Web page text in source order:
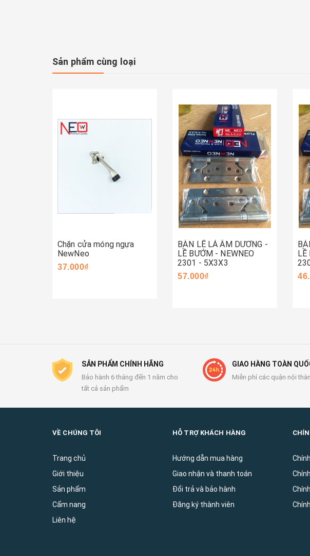
Sản phẩm cùng loại
Chặn cửa móng ngựa
NewNeo
37.000₫
BẢN LỀ LÁ ÂM DƯƠNG -
LỀ BƯỚM - NEWNEO
2301 - 5X3X3
57.000₫
SẢN PHẨM CHÍNH HÃNG
Bảo hành 6 tháng đến 1 năm cho
tất cả sản phẩm
GIAO HÀNG TOÀN
Miễn phí các quận nội
VỀ CHÚNG TÔI
Trang chủ
Giới thiệu
Sản phẩm
Cẩm nang
Liên hệ
HỖ TRỢ KHÁCH HÀNG
Hướng dẫn mua hàng
Giao nhận và thanh toán
Đổi trả và bảo hành
Đăng ký thành viên